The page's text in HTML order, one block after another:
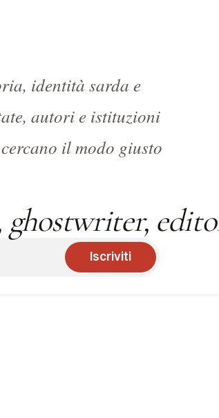
identità sarda e
autori e istituzioni
il modo giusto
Iscriviti